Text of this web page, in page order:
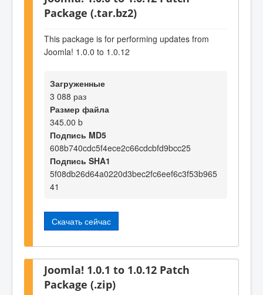
Package (.tar.bz2)
This package is for performing updates from
Joomla! 1.0.0 to 1.0.12
Загруженные
3 088 раз
Размер файла
345.00 b
Подпись MD5
608b740cdc5f4ece2c66cdcbfd9bcc25
Подпись SHA1
5f08db26d64a0220d3bec2fc6eef6c3f53b965
41
Скачать сейчас
Joomla! 1.0.1 to 1.0.12 Patch
Package (.zip)